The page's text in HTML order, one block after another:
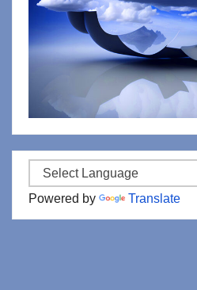
Powered by Translate